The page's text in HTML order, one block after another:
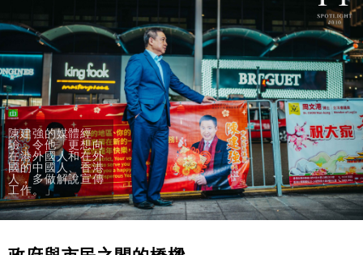
陳建強的媒體經
驗，令他「更想向
在港外國人和在外
國的中國人、香港
人，多做解說宣傳
工作。」